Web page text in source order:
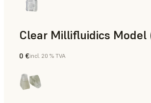
Clear Millifluidics Model
Résine standard
0 €incl. 20 % TVA